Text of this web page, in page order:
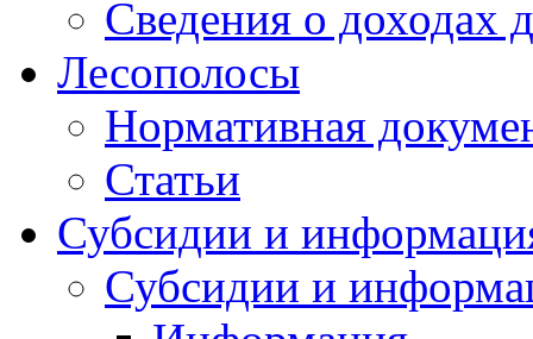
Сведения о доходах
Лесополосы
Нормативная
Статьи
Субсидии и
Субсидии и